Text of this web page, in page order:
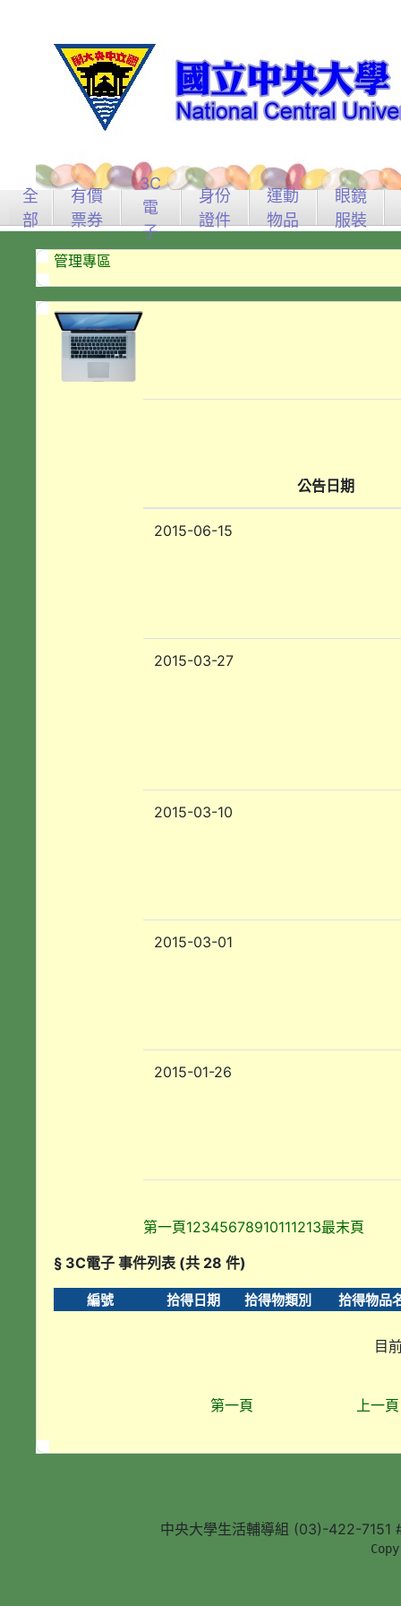
全
部
有價
票券
3C
電
子
身份
證件
運動
物品
眼鏡
服裝
管理專區
公告日期
2015-06-15
2015-03-27
2015-03-10
2015-03-01
2015-01-26
第一頁12345678910111213最末頁
§ 3C電子 事件列表 (共 28 件)
編號 拾得日期 拾得物類別 拾得物品
目
第一頁 上一頁
中央大學生活輔導組 (03)-422-7151